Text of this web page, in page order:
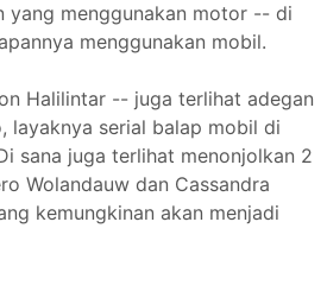
yang menggunakan motor -- di
menggunakan mobil.
Halilintar -- juga terlihat adegan
layaknya serial balap mobil di
sana juga terlihat menonjolkan 2
Wolandauw dan Cassandra
kemungkinan akan menjadi